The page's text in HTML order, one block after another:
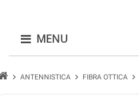
MENU
chevron_right ANTENNISTICA chevron_right FIBRA OTTICA chevron_right